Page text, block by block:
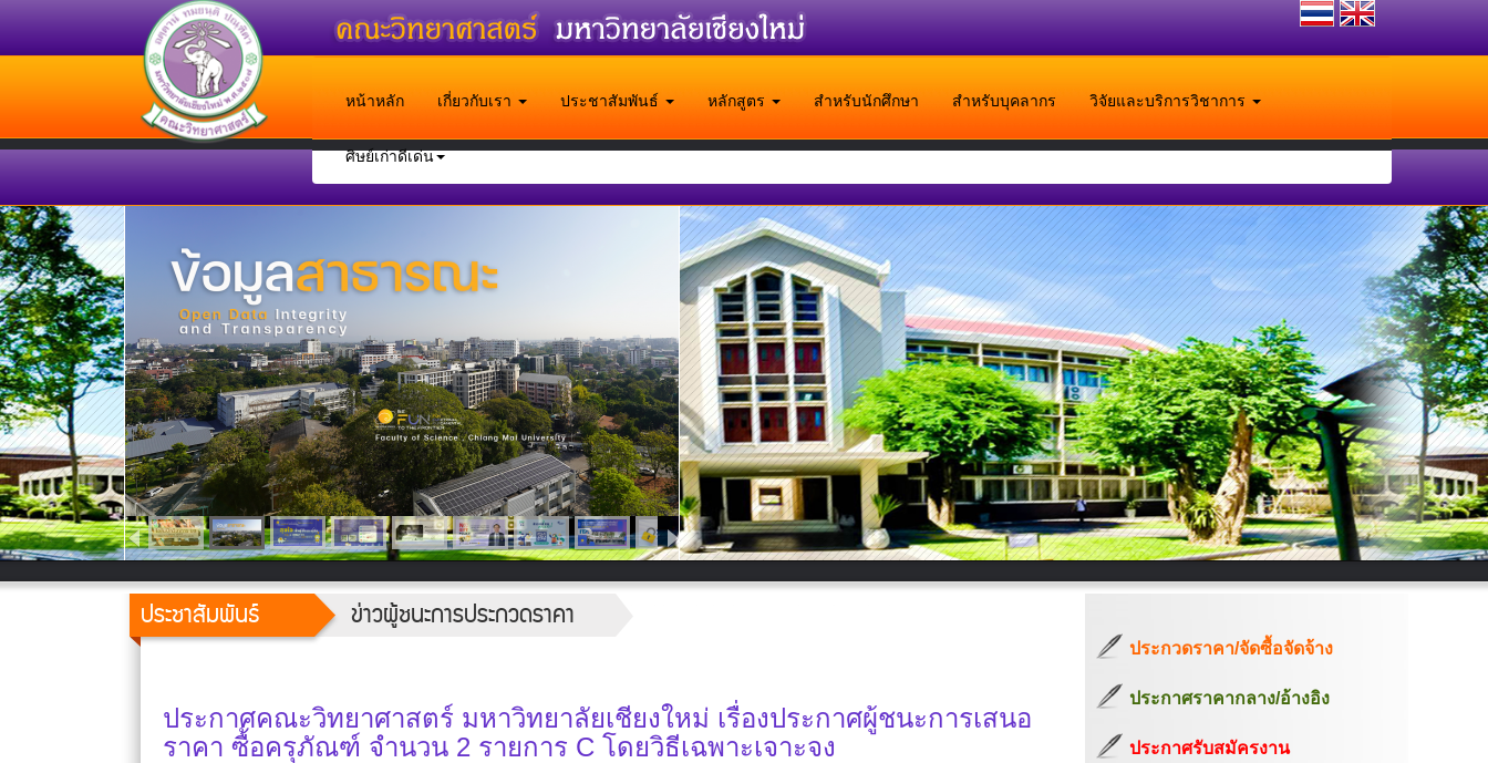
หน้าหลัก เกี่ยวกับเรา ประชาสัมพันธ์ หลักสูตร สำหรับนักศึกษา สำหรับบุคลากร วิจัยและบริการวิชาการ
ศิษย์เก่าดีเด่น
ประชาสัมพันธ์ ข่าวผู้ชนะการประกวดราคา
ประกาศคณะวิทยาศาสตร์ มหาวิทยาลัยเชียงใหม่ เรื่องประกาศผู้ชนะการเสนอ
ราคา ซื้อครุภัณฑ์ จำนวน 2 รายการ C โดยวิธีเฉพาะเจาะจง
ประกวดราคา/จัดซื้อจัดจ้าง
ประกาศราคากลาง/อ้างอิง
ประกาศรับสมัครงาน